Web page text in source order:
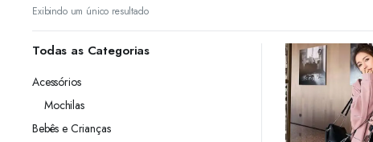
Exibindo um único resultado
Todas as Categorias
Acessórios
Mochilas
Bebês e Crianças